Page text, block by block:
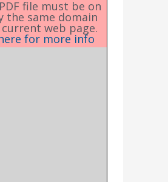
file must be on
the same domain
web page.
for more info